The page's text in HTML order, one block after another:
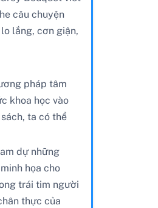
câu chuyện
lắng, cơn giận,
pháp tâm
khoa học vào
ta có thể
dự những
họa cho
trái tim người
thực của